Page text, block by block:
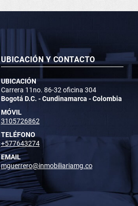
UBICACIÓN Y CONTACTO
UBICACIÓN
Carrera 11no. 86-32 oficina 304
Bogotá D.C. - Cundinamarca - Colombia
MÓVIL
3105726862
TELÉFONO
+577643274
EMAIL
mguerrero@inmobiliariamg.co